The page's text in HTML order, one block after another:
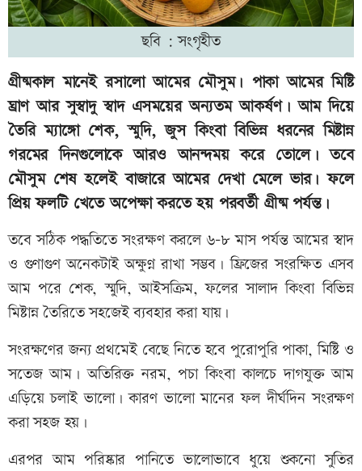
ছবি : সংগৃহীত
গ্রীষ্মকাল মানেই রসালো আমের মৌসুম। পাকা আমের মিষ্টি
ঘ্রাণ আর সুস্বাদু স্বাদ এসময়ের অন্যতম আকর্ষণ। আম দিয়ে
তৈরি ম্যাঙ্গো শেক, স্মুদি, জুস কিংবা বিভিন্ন ধরনের মিষ্টান্ন
গরমের দিনগুলোকে আরও আনন্দময় করে তোলে। তবে
মৌসুম শেষ হলেই বাজারে আমের দেখা মেলে ভার। ফলে
প্রিয় ফলটি খেতে অপেক্ষা করতে হয় পরবর্তী গ্রীষ্ম পর্যন্ত।
তবে সঠিক পদ্ধতিতে সংরক্ষণ করলে ৬-৮ মাস পর্যন্ত আমের স্বাদ
ও গুণাগুণ অনেকটাই অক্ষুণ্ন রাখা সম্ভব। ফ্রিজের সংরক্ষিত এসব
আম পরে শেক, স্মুদি, আইসক্রিম, ফলের সালাদ কিংবা বিভিন্ন
মিষ্টান্ন তৈরিতে সহজেই ব্যবহার করা যায়।
সংরক্ষণের জন্য প্রথমেই বেছে নিতে হবে পুরোপুরি পাকা, মিষ্টি ও
সতেজ আম। অতিরিক্ত নরম, পচা কিংবা কালচে দাগযুক্ত আম
এড়িয়ে চলাই ভালো। কারণ ভালো মানের ফল দীর্ঘদিন সংরক্ষণ
করা সহজ হয়।
এরপর আম পরিষ্কার পানিতে ভালোভাবে ধুয়ে শুকনো সুতির